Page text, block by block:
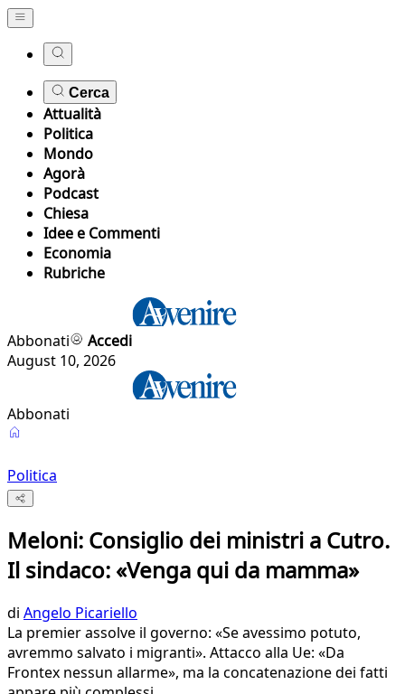
Cerca
Attualità
Politica
Mondo
Agorà
Podcast
Chiesa
Idee e Commenti
Economia
Rubriche
Abbonati
Accedi
August 10, 2026
Abbonati
Politica
Meloni: Consiglio dei ministri a Cutro.
Il sindaco: «Venga qui da mamma»
di Angelo Picariello
La premier assolve il governo: «Se avessimo potuto,
avremmo salvato i migranti». Attacco alla Ue: «Da
Frontex nessun allarme», ma la concatenazione dei fatti